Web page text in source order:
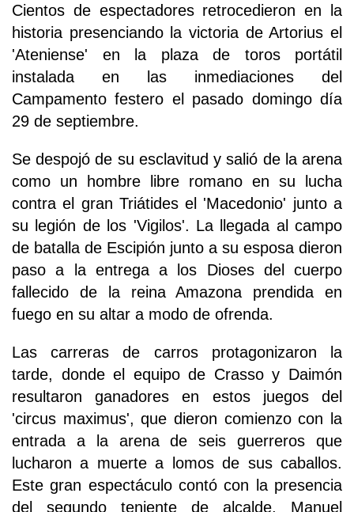
Cientos de espectadores retrocedieron en la
historia presenciando la victoria de Artorius el
'Ateniense' en la plaza de toros portátil
instalada en las inmediaciones del
Campamento festero el pasado domingo día
29 de septiembre.
Se despojó de su esclavitud y salió de la arena
como un hombre libre romano en su lucha
contra el gran Triátides el 'Macedonio' junto a
su legión de los 'Vigilos'. La llegada al campo
de batalla de Escipión junto a su esposa dieron
paso a la entrega a los Dioses del cuerpo
fallecido de la reina Amazona prendida en
fuego en su altar a modo de ofrenda.
Las carreras de carros protagonizaron la
tarde, donde el equipo de Crasso y Daimón
resultaron ganadores en estos juegos del
'circus maximus', que dieron comienzo con la
entrada a la arena de seis guerreros que
lucharon a muerte a lomos de sus caballos.
Este gran espectáculo contó con la presencia
del segundo teniente de alcalde, Manuel